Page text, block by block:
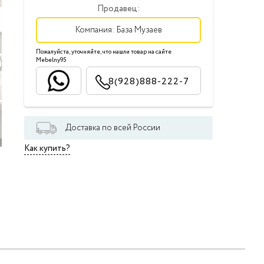
Продавец:
Компания: База Музаев
Пожалуйста, уточняйте, что нашли товар на сайте
Mebelny95
8(928)888-222-7
Доставка по всей России
Как купить?